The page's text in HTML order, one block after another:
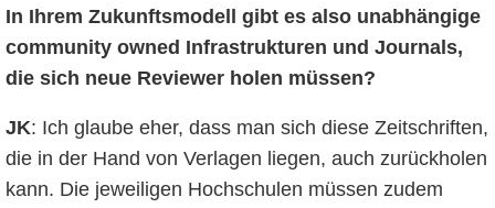
In Ihrem Zukunftsmodell gibt es also unabhängige
community owned Infrastrukturen und Journals,
die sich neue Reviewer holen müssen?
JK: Ich glaube eher, dass man sich diese Zeitschriften,
die in der Hand von Verlagen liegen, auch zurückholen
kann. Die jeweiligen Hochschulen müssen zudem